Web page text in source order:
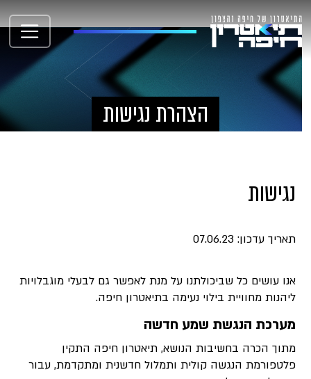
הצהרת נגישות
נגישות
תאריך עדכון: 07.06.23
אנו עושים כל שביכולתנו על מנת לאפשר גם לבעלי מוגבלויות
ליהנות מחוויית בילוי נעימה בתיאטרון חיפה.
מערכת הנגשת שמע חדשה
מתוך הכרה בחשיבות הנושא, תיאטרון חיפה התקין
פלטפורמת הנגשה קולית ותמלול חדשנית ומתקדמת, עבור